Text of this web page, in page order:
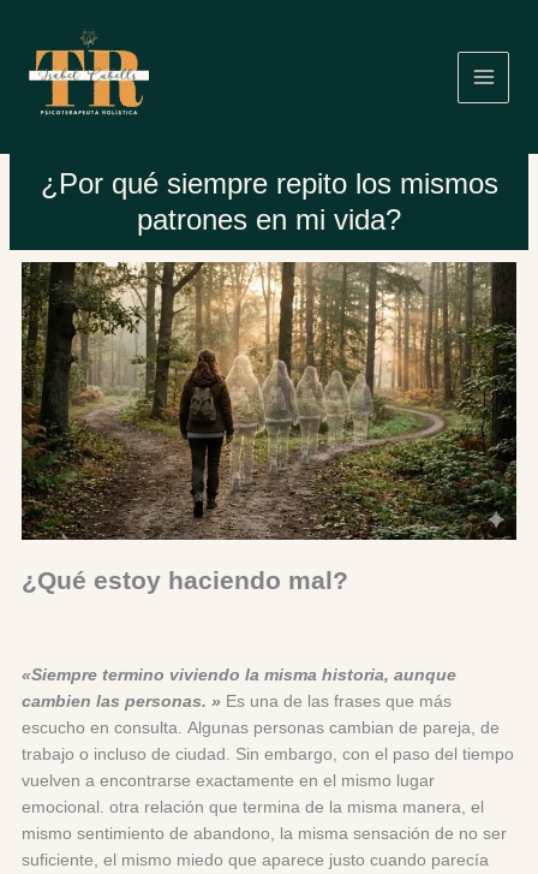
contenido
¿Por qué siempre repito los mismos
patrones en mi vida?
¿Qué estoy haciendo mal?
«Siempre termino viviendo la misma historia, aunque
cambien las personas. » Es una de las frases que más
escucho en consulta. Algunas personas cambian de pareja, de
trabajo o incluso de ciudad. Sin embargo, con el paso del tiempo
vuelven a encontrarse exactamente en el mismo lugar
emocional. otra relación que termina de la misma manera, el
mismo sentimiento de abandono, la misma sensación de no ser
suficiente, el mismo miedo que aparece justo cuando parecía